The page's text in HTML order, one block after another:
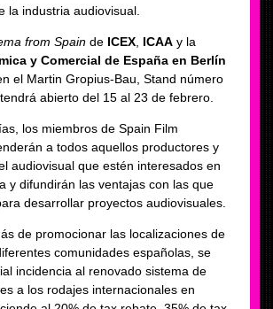
la industria audiovisual.
from Spain de ICEX ICAA y la
y Comercial de España en Berlín
el Martin Gropius-Bau, Stand número
abierto del 15 al 23 de febrero.
los miembros de Spain Film
a todos aquellos productores y
audiovisual que estén interesados en
y difundirán las ventajas con las que
desarrollar proyectos audiovisuales.
de promocionar las localizaciones de
comunidades españolas, se
incidencia al renovado sistema de
a los rodajes internacionales en